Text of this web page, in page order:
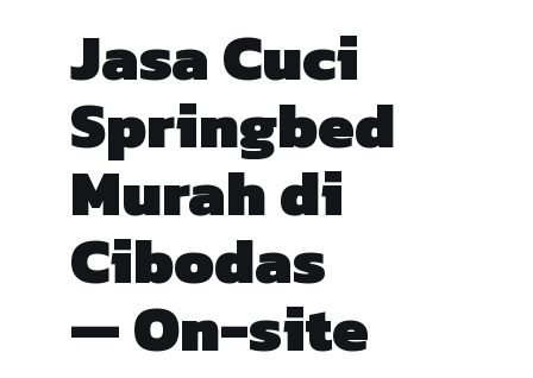
Jasa Cuci
Springbed
Murah di
Cibodas
— On-site